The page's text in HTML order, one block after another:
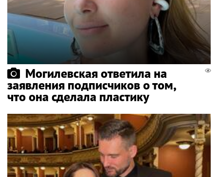
Могилевская ответила на
заявления подписчиков о том,
что она сделала пластику